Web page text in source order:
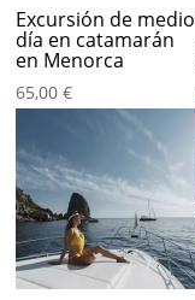
Excursión de medio
día en catamarán
en Menorca
65,00€